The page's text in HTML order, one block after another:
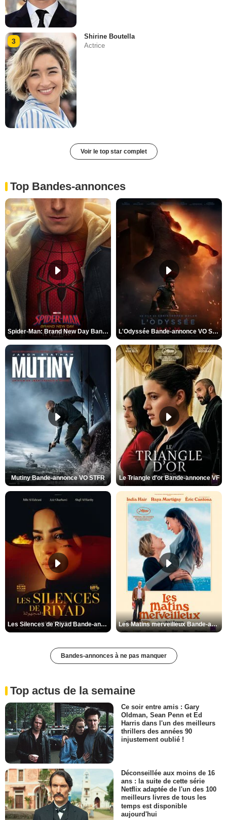
3
Shirine Boutella
Actrice
Voir le top star complet
Top Bandes-annonces
Spider-Man: Brand New Day Bande-annonce VO STFR L'Odyssée Bande-annonce VO STFR
Mutiny Bande-annonce VO STFR Le Triangle d'or Bande-annonce VF
Les Silences de Riyad Bande-annonce VO STFR Les Matins merveilleux Bande-annonce VF
Bandes-annonces à ne pas manquer
Top actus de la semaine
Ce soir entre amis : Gary
Oldman, Sean Penn et Ed
Harris dans l'un des meilleurs
thrillers des années 90
injustement oublié !
Déconseillée aux moins de 16
ans : la suite de cette série
Netflix adaptée de l'un des 100
meilleurs livres de tous les
temps est disponible
aujourd'hui